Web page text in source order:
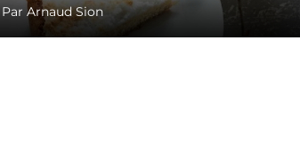
Par Arnaud Sion